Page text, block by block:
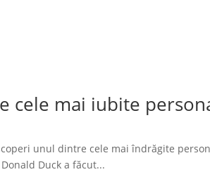
cele mai iubite
unul dintre cele mai îndrăgite
Duck a făcut...